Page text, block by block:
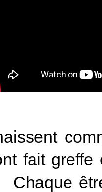
fait
Chaque